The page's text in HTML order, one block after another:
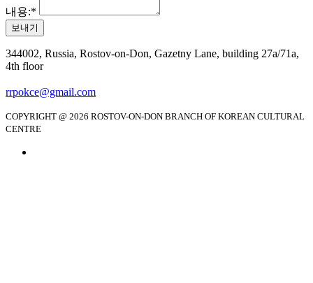
내용:*
보내기
344002, Russia, Rostov-on-Don, Gazetny Lane, building 27a/71a,
4th floor
rrpokce@gmail.com
COPYRIGHT @ 2026 ROSTOV-ON-DON BRANCH OF KOREAN CULTURAL
CENTRE